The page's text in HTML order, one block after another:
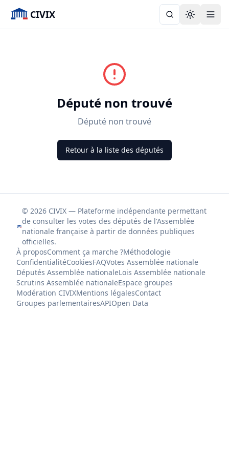
CIVIX Toggle
Député non trouvé
Député non trouvé
Retour à la liste des députés
© 2026 CIVIX — Plateforme indépendante permettant
de consulter les votes des députés de l'Assemblée
nationale française à partir de données publiques
officielles.
À proposComment ça marche ?Méthodologie
ConfidentialitéCookiesFAQVotes Assemblée nationale
Députés Assemblée nationaleLois Assemblée nationale
Scrutins Assemblée nationaleEspace groupes
Modération CIVIXMentions légalesContact
Groupes parlementairesAPIOpen Data